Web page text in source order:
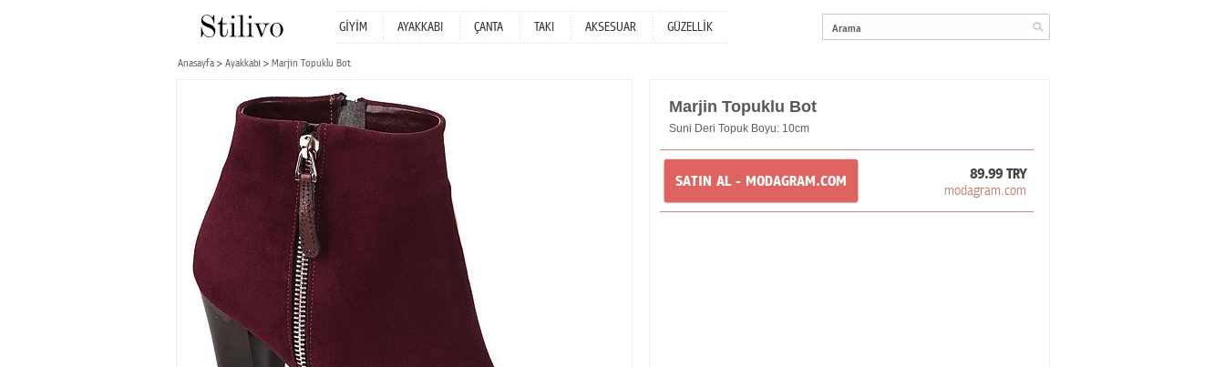
GİYİM AYAKKABI ÇANTA TAKI AKSESUAR GÜZELLİK
Anasayfa Ayakkabı Marjin Topuklu Bot
Marjin Topuklu Bot
Suni Deri Topuk Boyu: 10cm
SATIN AL - MODAGRAM.COM 89.99 TRY
modagram.com